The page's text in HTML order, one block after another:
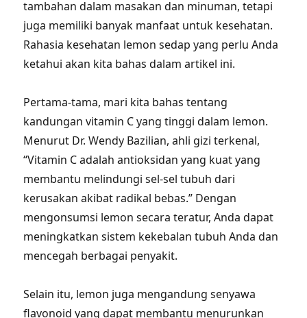
tambahan dalam masakan dan minuman, tetapi
juga memiliki banyak manfaat untuk kesehatan.
Rahasia kesehatan lemon sedap yang perlu Anda
ketahui akan kita bahas dalam artikel ini.
Pertama-tama, mari kita bahas tentang
kandungan vitamin C yang tinggi dalam lemon.
Menurut Dr. Wendy Bazilian, ahli gizi terkenal,
“Vitamin C adalah antioksidan yang kuat yang
membantu melindungi sel-sel tubuh dari
kerusakan akibat radikal bebas.” Dengan
mengonsumsi lemon secara teratur, Anda dapat
meningkatkan sistem kekebalan tubuh Anda dan
mencegah berbagai penyakit.
Selain itu, lemon juga mengandung senyawa
flavonoid yang dapat membantu menurunkan